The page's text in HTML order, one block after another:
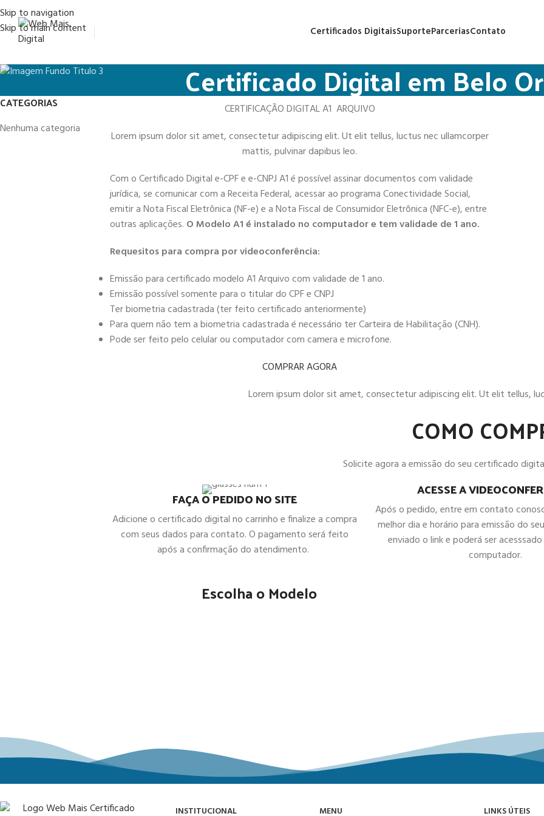
Skip to navigation
Skip to main content
Certificados DigitaisSuporteParceriasContato
Certificado Digital em Belo
CATEGORIAS
Nenhuma categoria
CERTIFICAÇÃO DIGITAL A1 ARQUIVO
Lorem ipsum dolor sit amet, consectetur adipiscing elit. Ut elit tellus, luctus nec ullamcorper
mattis, pulvinar dapibus leo.
Com o Certificado Digital e-CPF e e-CNPJ A1 é possível assinar documentos com validade
jurídica, se comunicar com a Receita Federal, acessar ao programa Conectividade Social,
emitir a Nota Fiscal Eletrônica (NF-e) e a Nota Fiscal de Consumidor Eletrônica (NFC-e), entre
outras aplicações. O Modelo A1 é instalado no computador e tem validade de 1 ano.
Requesitos para compra por videoconferência:
Emissão para certificado modelo A1 Arquivo com validade de 1 ano.
Emissão possível somente para o titular do CPF e CNPJ
Ter biometria cadastrada (ter feito certificado anteriormente)
Para quem não tem a biometria cadastrada é necessário ter Carteira de Habilitação (CNH).
Pode ser feito pelo celular ou computador com camera e microfone.
COMPRAR AGORA
Lorem ipsum dolor sit amet, consectetur adipiscing elit. Ut elit tellus,
COMO
Solicite agora a emissão do seu certificado
FAÇA O PEDIDO NO SITE
Adicione o certificado digital no carrinho e finalize a compra
com seus dados para contato. O pagamento será feito
após a confirmação do atendimento.
ACESSE A
Após o pedido, entre em contato
melhor dia e horário para emissão do
enviado o link e poderá ser
computador.
Escolha o Modelo
INSTITUCIONAL MENU LINKS ÚTEIS